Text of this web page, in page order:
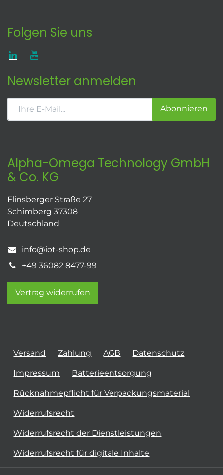
Folgen Sie uns
Newsletter anmelden
Abonnieren
Alpha-Omega Technology GmbH
& Co. KG
Flinsberger Straße 27
Schimberg 37308
Deutschland
info@iot-shop.de
+49 36082 8477-99
Vertrag widerrufen
Versand Zahlung AGB Datenschutz
Impressum Batterieentsorgung
Rücknahmepflicht für Verpackungsmaterial
Widerrufsrecht
Widerrufsrecht der Dienstleistungen
Widerrufsrecht für digitale Inhalte